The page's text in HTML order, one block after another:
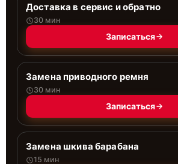
Доставка в сервис и обратно
30 мин
Записаться
Замена приводного ремня
30 мин
Записаться
Замена шкива барабана
15 мин